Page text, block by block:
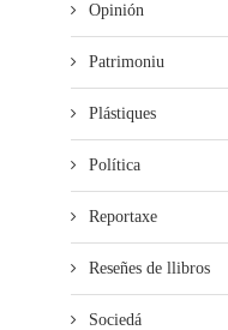
Opinión
Patrimoniu
Plástiques
Política
Reportaxe
Reseñes de llibros
Sociedá